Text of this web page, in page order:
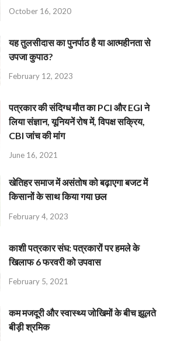
October 16, 2020
यह तुलसीदास का पुनर्पाठ है या आत्महीनता से
उपजा कुपाठ?
February 12, 2023
पत्रकार की संदिग्ध मौत का PCI और EGI ने
लिया संज्ञान, यूनियनें रोष में, विपक्ष सक्रिय,
CBI जांच की मांग
June 16, 2021
खेतिहर समाज में असंतोष को बढ़ाएगा बजट में
किसानों के साथ किया गया छल
February 4, 2023
काशी पत्रकार संघ: पत्रकारों पर हमले के
खिलाफ 6 फरवरी को उपवास
February 5, 2021
कम मजदूरी और स्वास्थ्य जोखिमों के बीच झूलते
बीड़ी श्रमिक